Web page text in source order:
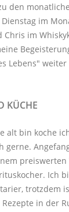
den
Dienstag im
Chris im
Lebens" weiter
KÜCHE
alt bin koche
gerne.
preiswerten
Ich
trotzdem
in der